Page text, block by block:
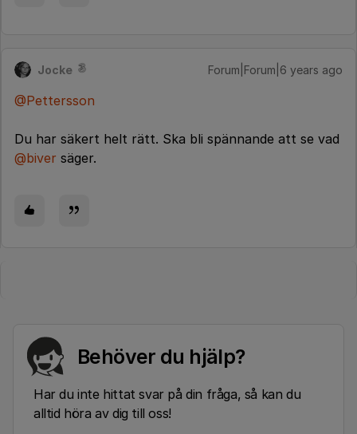
Jocke Forum|Forum|6 years ago
@Pettersson
Du har säkert helt rätt. Ska bli spännande att se vad
@biver säger.
Behöver du hjälp?
Har du inte hittat svar på din fråga, så kan du
alltid höra av dig till oss!